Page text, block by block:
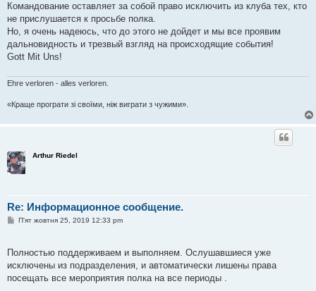
Командование оставляет за собой право исключить из клуба тех, кто
не прислушается к просьбе полка.
Но, я очень надеюсь, что до этого не дойдет и мы все проявим
дальновидность и трезвый взгляд на происходящие события!
Gott Mit Uns!
Ehre verloren - alles verloren.
«Краще програти зі своїми, ніж виграти з чужими».
Arthur Riedel
Re: Информационное сообщение.
П
д
о
м
л
П'ят жовтня 25, 2019 12:33 pm
Полностью поддерживаем и выполняем. Ослушавшиеся уже
исключены из подразделения, и автоматически лишены права
посещать все мероприятия полка на все периоды .